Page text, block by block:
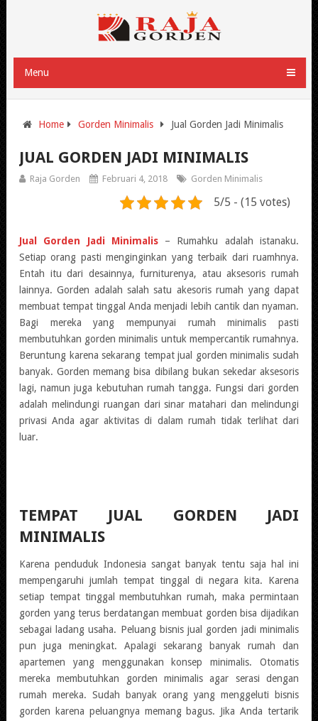
Menu
Home Gorden Minimalis Jual Gorden Jadi Minimalis
JUAL GORDEN JADI MINIMALIS
Raja Gorden Februari 4, 2018 Gorden Minimalis
5/5 - (15 votes)
Jual Gorden Jadi Minimalis– Rumahku adalah istanaku.
Setiap orang pasti menginginkan yang terbaik dari ruamhnya.
Entah itu dari desainnya, furniturenya, atau aksesoris rumah
lainnya. Gorden adalah salah satu akesoris rumah yang dapat
membuat tempat tinggal Anda menjadi lebih cantik dan nyaman.
Bagi mereka yang mempunyai rumah minimalis pasti
membutuhkan gorden minimalis untuk mempercantik rumahnya.
Beruntung karena sekarang tempat jual gorden minimalis sudah
banyak. Gorden memang bisa dibilang bukan sekedar aksesoris
lagi, namun juga kebutuhan rumah tangga. Fungsi dari gorden
adalah melindungi ruangan dari sinar matahari dan melindungi
privasi Anda agar aktivitas di dalam rumah tidak terlihat dari
luar.
TEMPAT JUAL GORDEN JADI
MINIMALIS
Karena penduduk Indonesia sangat banyak tentu saja hal ini
mempengaruhi jumlah tempat tinggal di negara kita. Karena
setiap tempat tinggal membutuhkan rumah, maka permintaan
gorden yang terus berdatangan membuat gorden bisa dijadikan
sebagai ladang usaha. Peluang bisnis jual gorden jadi minimalis
pun juga meningkat. Apalagi sekarang banyak rumah dan
apartemen yang menggunakan konsep minimalis. Otomatis
mereka membutuhkan gorden minimalis agar serasi dengan
rumah mereka. Sudah banyak orang yang menggeluti bisnis
gorden karena peluangnya memang bagus. Jika Anda tertarik